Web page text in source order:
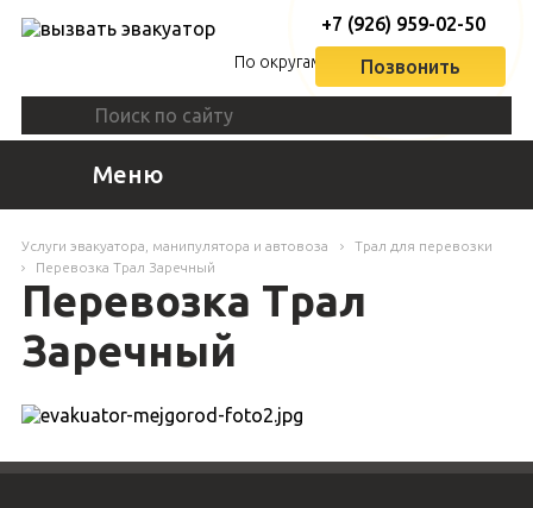
По округам
+7 (926) 959-02-50
Позвонить
Меню
Услуги эвакуатора, манипулятора и автовоза
Трал для перевозки
Перевозка Трал Заречный
Перевозка Трал
Заречный